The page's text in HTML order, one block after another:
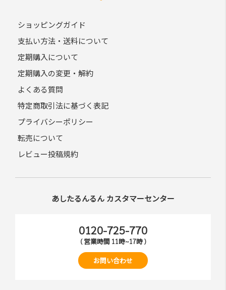
ショッピングガイド
支払い方法・送料について
定期購入について
定期購入の変更・解約
よくある質問
特定商取引法に基づく表記
プライバシーポリシー
転売について
レビュー投稿規約
あしたるんるん カスタマーセンター
0120-725-770
( 営業時間 11時~17時 )
お問い合わせ